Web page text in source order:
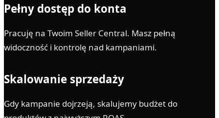
Pełny dostęp do konta
Pracuję na Twoim Seller Central. Masz pełną
widoczność i kontrolę nad kampaniami.
Skalowanie sprzedaży
Gdy kampanie dojrzeją, skalujemy budżet do